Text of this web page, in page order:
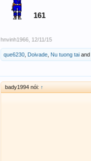
161
hnvinh1966 12/11/15
que6230 Doivade Nu tuong tai and
bady1994 nói: ↑